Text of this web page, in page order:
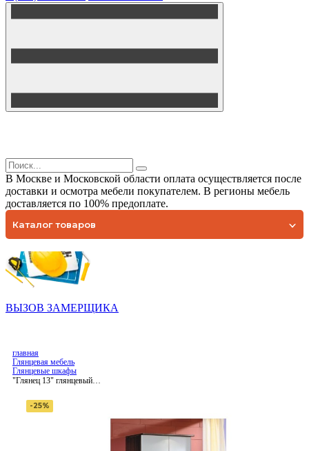
В Москве и Московской области оплата осуществляется после
доставки и осмотра мебели покупателем. В регионы мебель
доставляется по 100% предоплате.
Каталог товаров
ВЫЗОВ ЗАМЕРЩИКА
главная
Глянцевая мебель
Глянцевые шкафы
"Глянец 13" глянцевый
-25%